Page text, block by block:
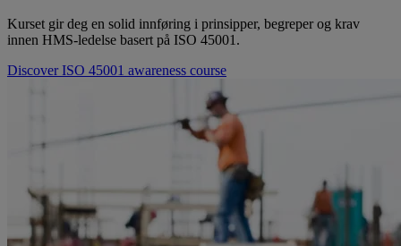
Kurset gir deg en solid innføring i prinsipper, begreper og krav
innen HMS-ledelse basert på ISO 45001.
Discover ISO 45001 awareness course